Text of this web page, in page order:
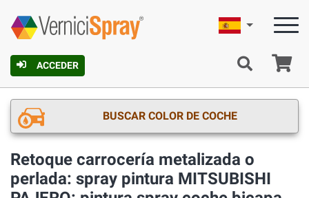
ACCEDER
Español
BUSCAR COLOR DE COCHE
Retoque carrocería metalizada o
perlada: spray pintura MITSUBISHI